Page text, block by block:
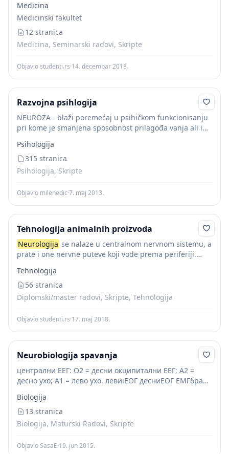
by John C.M. Brust, MD Professor of Clinical Neurology
Columbia University...
Medicina
Medicinski fakultet
12 stranica
Medicina, Seminarski radovi, Skripte
Objavio studenti.rs·14. decembar 2018.
Razvojna psihlogija
NEUROZA - blaži poremećaj u psihičkom funkcionisanju
pri kome je smanjena sposobnost prilagođa vanja ali i
jezgro neuroze je anksioznost a najčešće reakcije...
Psihologija
315 stranica
Psihologija, Skripte
Objavio milenedic·7. maj 2013.
Tehnologija animalnih proizvoda
Neurologija se nalaze u centralnom nervnom sistemu, a
prate i one nervne puteve koji vode prema periferiji.
ulogu da prima nadražaje iz spoljašnje...
Tehnologija
56 stranica
Diplomski/master radovi, Skripte, Tehnologija
Objavio studenti.rs·17. maj 2018.
Neurobiologija spavanja
централни ЕЕГ: О2 = десни окципитални ЕЕГ; А2 =
десно ухо; А1 = лево ухо. левиiEOГ десниEOГ EMГбраде
Biologija
13 stranica
Biologija, Maturski Radovi, Skripte
Objavio SasaE·19. jun 2015.